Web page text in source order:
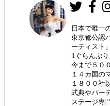
日本で唯一
東京都公認
ーティスト
1ぐらんぷ
今まで５０
１４カ国の
１８００社
式典やパー
ステージ専